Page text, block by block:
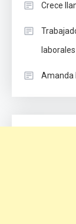
Crece
laborales
Amanda